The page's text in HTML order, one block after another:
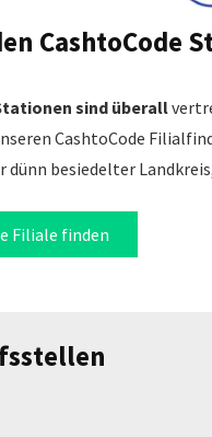
CashtoCode
sind überall
CashtoCode
dünn besiedelter
Filiale finden